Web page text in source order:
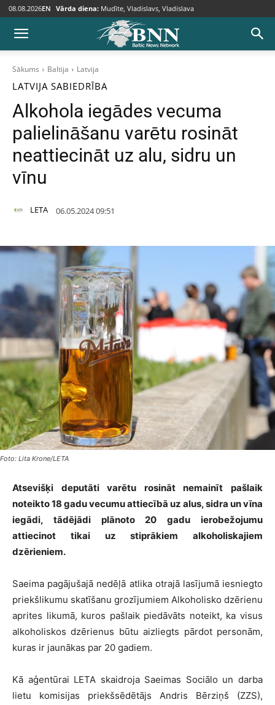
08.08.2026EN Vārda diena: Mudīte, Vladislavs, Vladislava
Sākums Baltija Latvija
LATVIJA SABIEDRĪBA
Alkohola iegādes vecuma
palielināšanu varētu rosināt
neattiecināt uz alu, sidru un
vīnu
LETA 06.05.2024 09:51
Foto: Lita Krone/LETA
Atsevišķi deputāti varētu rosināt nemainīt pašlaik
noteikto 18 gadu vecumu attiecībā uz alus, sidra un vīna
iegādi, tādējādi plānoto 20 gadu ierobežojumu
attiecinot tikai uz stiprākiem alkoholiskajiem
dzērieniem.
Saeima pagājušajā nedēļā atlika otrajā lasījumā iesniegto
priekšlikumu skatīšanu grozījumiem Alkoholisko dzērienu
aprites likumā, kuros pašlaik piedāvāts noteikt, ka visus
alkoholiskos dzērienus būtu aizliegts pārdot personām,
kuras ir jaunākas par 20 gadiem.
Kā aģentūrai LETA skaidroja Saeimas Sociālo un darba
lietu komisijas priekšsēdētājs Andris Bērziņš (ZZS),